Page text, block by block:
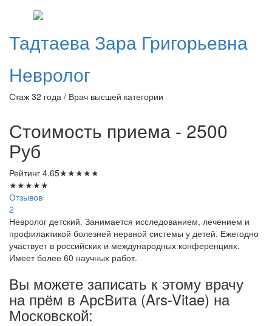
Тадтаева Зара Григорьевна
Невролог
Стаж 32 года / Врач высшей категории
Стоимость приема - 2500
Руб
Рейтинг 4.65★★★★★
★★★★★
Отзывов
2
Невролог детский. Занимается исследованием, лечением и
профилактикой болезней нервной системы у детей. Ежегодно
участвует в российских и международных конференциях.
Имеет более 60 научных работ.
Вы можете записать к этому врачу
на прём в АрсВита (Ars-Vitae) на
Московской: